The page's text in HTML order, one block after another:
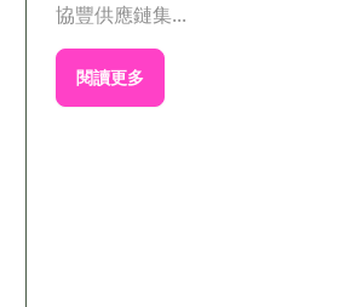
協豐供應鏈集...
閱讀更多